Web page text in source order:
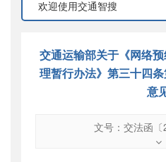
交通运输部关于《网络
理暂行办法》第三十四
意
文号：交法函
交法函〔